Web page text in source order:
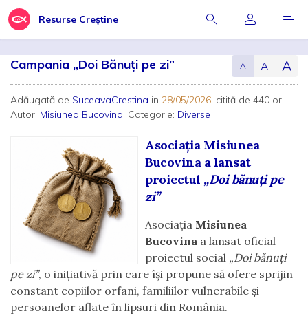
Resurse Creștine
Campania „Doi Bănuți pe zi” A A A
Adăugată de SuceavaCrestina in 28/05/2026, citită de 440 ori
Autor: Misiunea Bucovina, Categorie: Diverse
Asociația Misiunea
Bucovina a lansat
proiectul „Doi bănuți pe
zi”
Asociația Misiunea
Bucovina a lansat oficial
proiectul social „Doi bănuți
pe zi”, o inițiativă prin care își propune să ofere sprijin
constant copiilor orfani, familiilor vulnerabile și
persoanelor aflate în lipsuri din România.